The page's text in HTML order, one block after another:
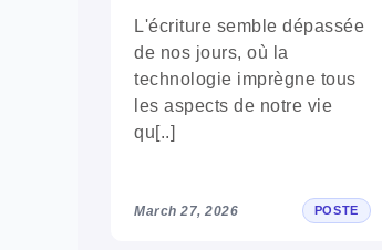
L'écriture semble dépassée
de nos jours, où la
technologie imprègne tous
les aspects de notre vie
qu[..]
March 27, 2026 POSTE